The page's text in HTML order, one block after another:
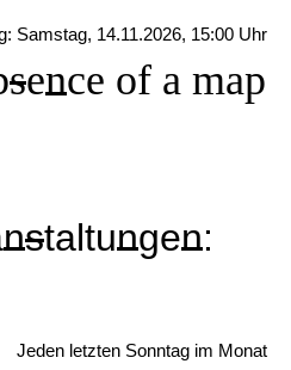
Samstag, 14.11.2026, 15:00 Uhr
sence of a map
nstaltungen:
Jeden letzten Sonntag im Monat